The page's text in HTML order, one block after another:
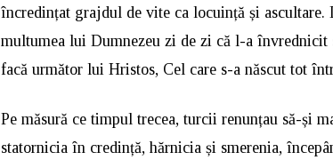
încredințat grajdul de vite ca locuință și ascultare.
multumea lui Dumnezeu zi de zi că l-a învrednicit
facă următor lui Hristos, Cel care s-a născut tot
Pe măsură ce timpul trecea, turcii renunțau să-și
statornicia în credință, hărnicia și smerenia,